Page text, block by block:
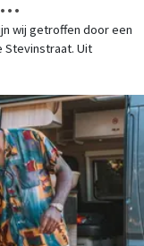
wij getroffen door een
Stevinstraat. Uit